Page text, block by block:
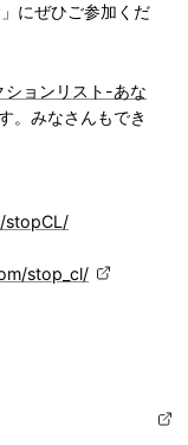
にぜひご参加くだ
ションリスト-あな
。みなさんもでき
stopCL/
stop_cl/